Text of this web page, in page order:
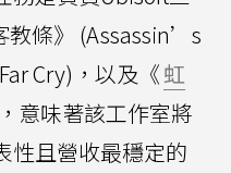
教條》 (Assassin’s
Cry)，以及《虹
意味著該工作室將
性且營收最穩定的